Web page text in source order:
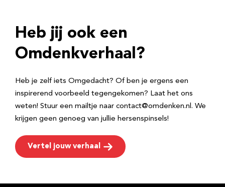
r
e
Heb jij ook een
Omdenkverhaal?
Heb je zelf iets Omgedacht? Of ben je ergens een
inspirerend voorbeeld tegengekomen? Laat het ons
weten! Stuur een mailtje naar contact@omdenken.nl. We
krijgen geen genoeg van jullie hersenspinsels!
Vertel jouw verhaal